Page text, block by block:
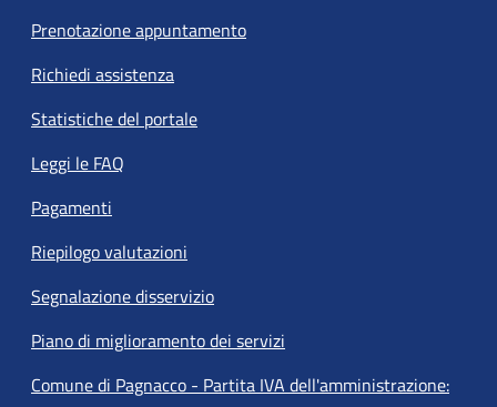
Prenotazione appuntamento
Richiedi assistenza
Statistiche del portale
Leggi le FAQ
Pagamenti
Riepilogo valutazioni
Segnalazione disservizio
Piano di miglioramento dei servizi
Comune di Pagnacco - Partita IVA dell'amministrazione: